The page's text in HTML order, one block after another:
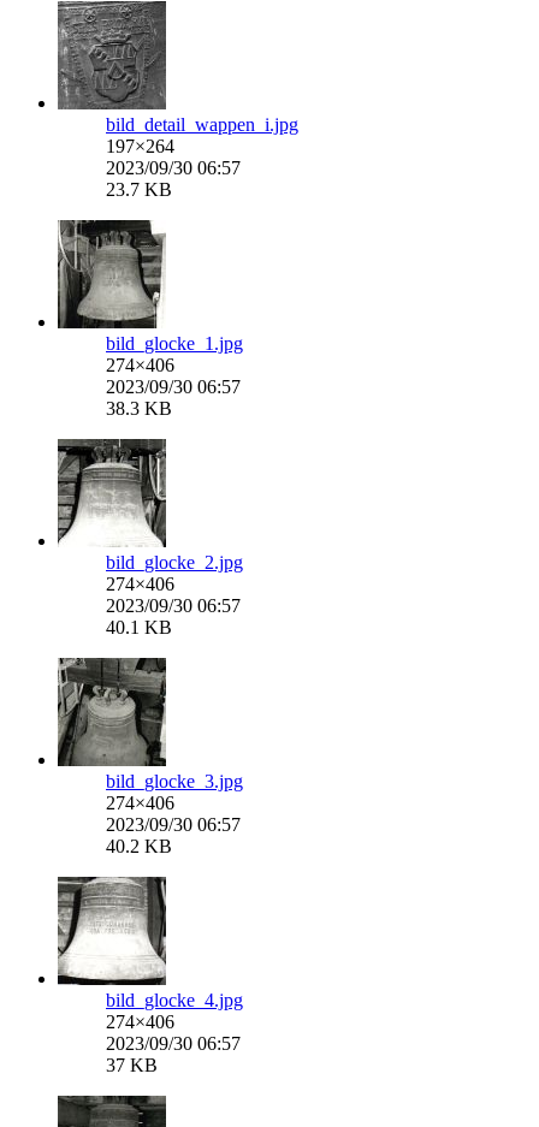
bild_detail_wappen_i.jpg
197×264
2023/09/30 06:57
23.7 KB
bild_glocke_1.jpg
274×406
2023/09/30 06:57
38.3 KB
bild_glocke_2.jpg
274×406
2023/09/30 06:57
40.1 KB
bild_glocke_3.jpg
274×406
2023/09/30 06:57
40.2 KB
bild_glocke_4.jpg
274×406
2023/09/30 06:57
37 KB